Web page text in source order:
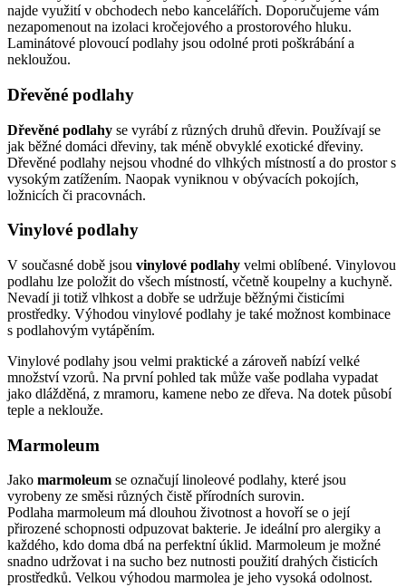
najde využití v obchodech nebo kancelářích. Doporučujeme vám
nezapomenout na izolaci kročejového a prostorového hluku.
Laminátové plovoucí podlahy jsou odolné proti poškrábání a
nekloužou.
Dřevěné podlahy
Dřevěné podlahy se vyrábí z různých druhů dřevin. Používají se
jak běžné domáci dřeviny, tak méně obvyklé exotické dřeviny.
Dřevěné podlahy nejsou vhodné do vlhkých místností a do prostor s
vysokým zatížením. Naopak vyniknou v obývacích pokojích,
ložnicích či pracovnách.
Vinylové podlahy
V současné době jsou vinylové podlahy velmi oblíbené. Vinylovou
podlahu lze položit do všech místností, včetně koupelny a kuchyně.
Nevadí ji totiž vlhkost a dobře se udržuje běžnými čisticími
prostředky. Výhodou vinylové podlahy je také možnost kombinace
s podlahovým vytápěním.
Vinylové podlahy jsou velmi praktické a zároveň nabízí velké
množství vzorů. Na první pohled tak může vaše podlaha vypadat
jako dlážděná, z mramoru, kamene nebo ze dřeva. Na dotek působí
teple a neklouže.
Marmoleum
Jako marmoleum se označují linoleové podlahy, které jsou
vyrobeny ze směsi různých čistě přírodních surovin.
Podlaha marmoleum má dlouhou životnost a hovoří se o její
přirozené schopnosti odpuzovat bakterie. Je ideální pro alergiky a
každého, kdo doma dbá na perfektní úklid. Marmoleum je možné
snadno udržovat i na sucho bez nutnosti použití drahých čisticích
prostředků. Velkou výhodou marmolea je jeho vysoká odolnost.